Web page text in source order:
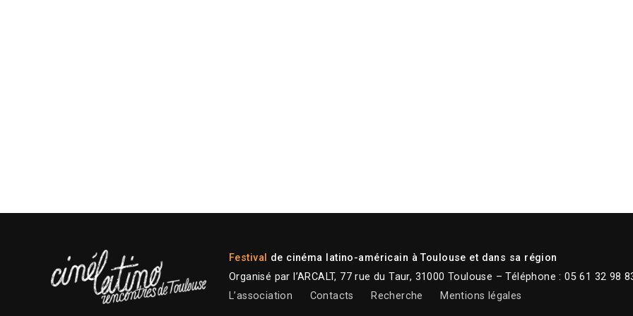
Festival de cinéma latino-américain à Toulouse et dans sa région
Organisé par l’ARCALT, 77 rue du Taur, 31000 Toulouse – Téléphone : 05 61 32 98
L’association
Contacts Recherche Mentions légales